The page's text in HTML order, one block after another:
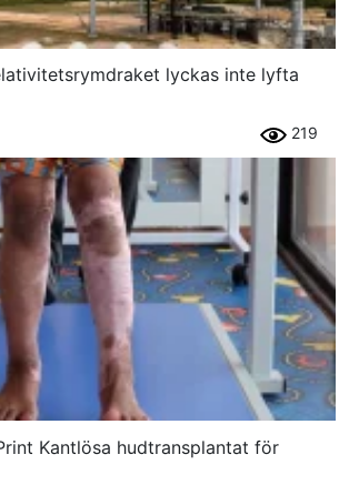
lyckas inte lyfta
219
Kantlösa hudtransplantat för